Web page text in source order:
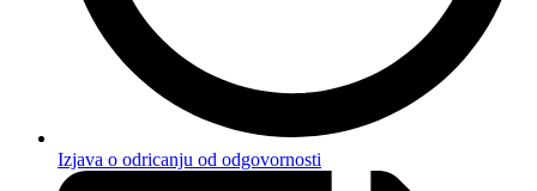
Izjava o odricanju od odgovornosti